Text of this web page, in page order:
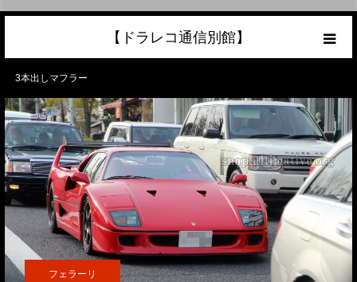
【ドラレコ通信別館】
3本出しマフラー
フェラーリ
あなたの愛車の最高額を知ろう！
こんな中古車が欲しい
トラック売却ならこちら
当サイトについて